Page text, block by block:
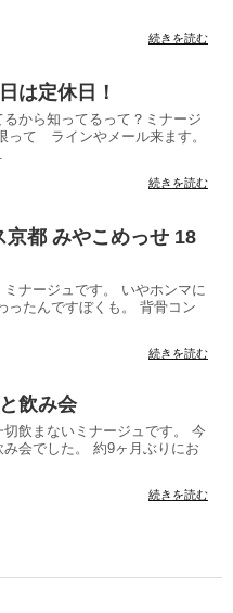
続きを読む
は定休日！
から知ってるって？ミナージ
って ラインやメール来ます。
続きを読む
京都 みやこめっせ 18
ナージュです。 いやホンマに
ったんですぼくも。 背骨コン
続きを読む
飲み会
切飲まないミナージュです。 今
会でした。 約9ヶ月ぶりにお
続きを読む